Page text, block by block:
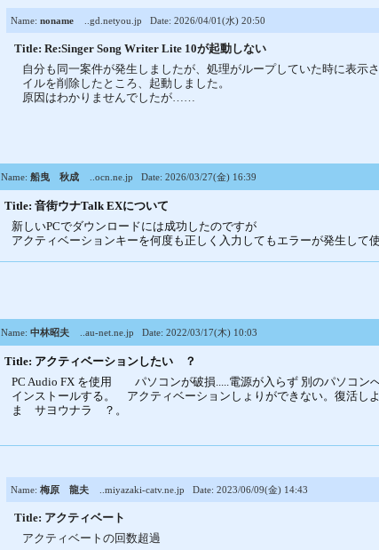
Name: noname..gd.netyou.jp Date: 2026/04/01(水) 20:50
Title: Re:Singer Song Writer Lite 10が起動しない
自分も同一案件が発生しましたが、処理がループしていた時に表示
イルを削除したところ、起動しました。
原因はわかりませんでしたが……
Name: 船曳 秋成..ocn.ne.jp Date: 2026/03/27(金) 16:39
Title: 音街ウナTalk EXについて
新しいPCでダウンロードには成功したのですが
アクティベーションキーを何度も正しく入力してもエラーが発生して
Name: 中林昭夫..au-net.ne.jp Date: 2022/03/17(木) 10:03
Title: アクティベーションしたい ？
PC Audio FX を使用 パソコンが破損.....電源が入らず 別のパソコン
インストールする。 アクティベーションしょりができない。復活し
ま サヨウナラ ？。
Name: 梅原 龍夫..miyazaki-catv.ne.jp Date: 2023/06/09(金) 14:43
Title: アクティベート
アクティベートの回数超過